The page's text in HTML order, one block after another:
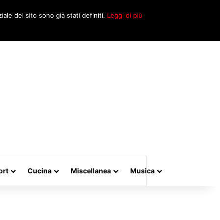
Cucina Miscellanea Musica
del sito sono già stati definiti. Leggi di più